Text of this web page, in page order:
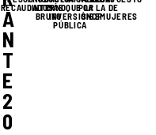
A
N
T
E
2
0
RECAUDADOS
INTERNO
BRUTO
MÁS QUE LA
INVERSIÓN
PÚBLICA
POR LA
SHCP
DE
SEMUJERES